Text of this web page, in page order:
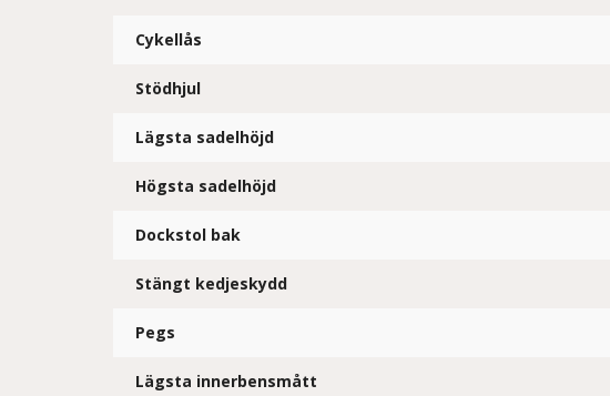
Cykellås
Stödhjul
Lägsta sadelhöjd
Högsta sadelhöjd
Dockstol bak
Stängt kedjeskydd
Pegs
Lägsta innerbensmått